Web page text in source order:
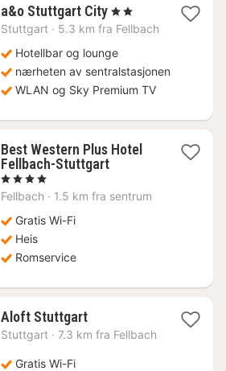
a&o Stuttgart City2
netter
890
kr.
, 2 Stjerner
Stuttgart · 5.3 km fra Fellbach
Hotellbar og lounge
nærheten av sentralstasjonen
WLAN og Sky Premium TV
Best Western Plus Hotel
Fellbach-Stuttgart1
fra
, 4 Stjerner
Fellbach · 1.5 km fra sentrum
Gratis Wi-Fi
Heis
Romservice
Aloft Stuttgart1
natt
Stuttgart · 7.3 km fra Fellbach
Gratis Wi-Fi